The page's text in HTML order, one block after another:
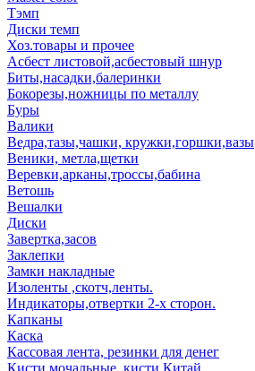
Тэмп
Диски темп
Хоз.товары и прочее
Асбест листовой,асбестовый шнур
Биты,насадки,балеринки
Бокорезы,ножницы по металлу
Буры
Валики
Ведра,тазы,чашки, кружки,горшки,вазы
Веники, метла,щетки
Веревки,арканы,троссы,бабина
Ветошь
Вешалки
Диски
Завертка,засов
Заклепки
Замки накладные
Изоленты ,скотч,ленты.
Индикаторы,отвертки 2-х сторон.
Капканы
Каска
Кассовая лента, резинки для денег
Кисти мочальные, кисти Китай